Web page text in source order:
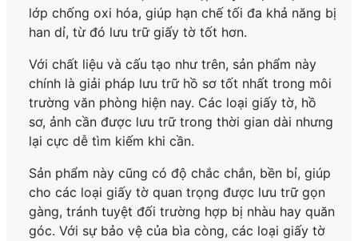
lớp chống oxi hóa, giúp hạn chế tối đa khả năng bị
han dỉ, từ đó lưu trữ giấy tờ tốt hơn.
Với chất liệu và cấu tạo như trên, sản phẩm này
chính là giải pháp lưu trữ hồ sơ tốt nhất trong môi
trường văn phòng hiện nay. Các loại giấy tờ, hồ
sơ, ảnh cần được lưu trữ trong thời gian dài nhưng
lại cực dễ tìm kiếm khi cần.
Sản phẩm này cũng có độ chắc chắn, bền bỉ, giúp
cho các loại giấy tờ quan trọng được lưu trữ gọn
gàng, tránh tuyệt đối trường hợp bị nhàu hay quăn
góc. Với sự bảo vệ của bìa còng, các loại giấy tờ